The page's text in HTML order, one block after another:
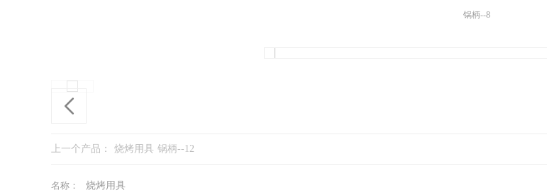
锅柄--8
上一个产品： 烧烤用具 锅柄--12
名称：
烧烤用具